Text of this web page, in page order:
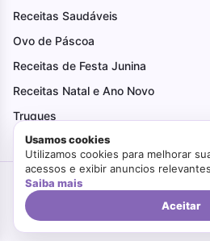
Receitas Saudáveis
Ovo de Páscoa
Receitas de Festa Junina
Receitas Natal e Ano Novo
Truques
Criado com Amor
Politica de Privacidade
Usamos cookies
Utilizamos cookies para melhorar
acessos e exibir anuncios
Saiba mais
Aceitar